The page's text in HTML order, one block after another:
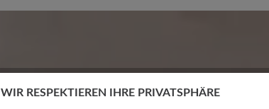
WIR RESPEKTIEREN IHRE PRIVATSPHÄRE